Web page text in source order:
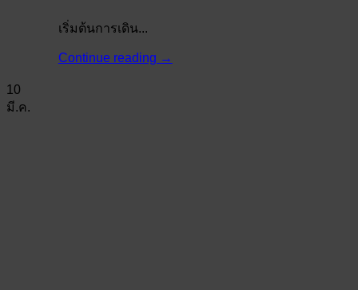
เริ่มต้นการเดิน...
Continue reading →
10
มี.ค.